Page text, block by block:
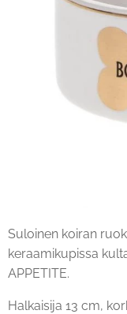
Suloinen koiran
keraamikupissa
APPETITE.
Halkaisija 13 cm,